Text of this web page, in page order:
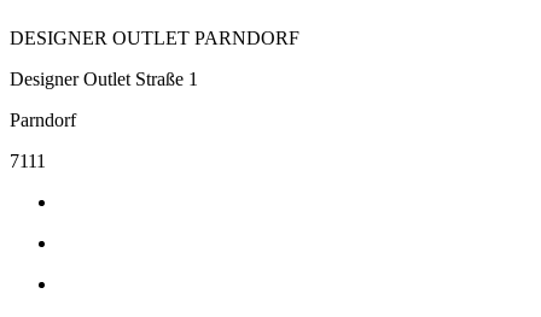
DESIGNER OUTLET PARNDORF
Designer Outlet Straße 1
Parndorf
7111